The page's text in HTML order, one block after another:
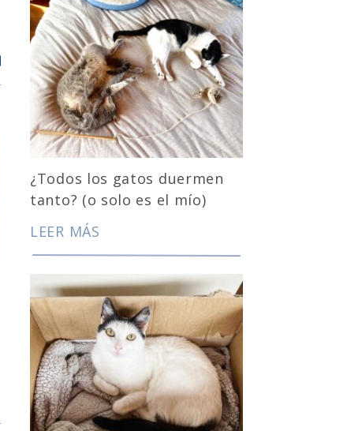
¿Todos los gatos duermen
tanto? (o solo es el mío)
LEER MÁS